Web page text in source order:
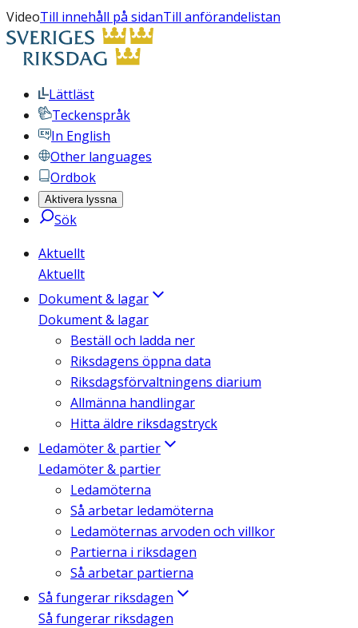
VideoTill innehåll på sidanTill anförandelistan
Lättläst
Teckenspråk
In English
Other languages
Ordbok
Aktivera lyssna
Sök
Aktuellt
Aktuellt
Dokument & lagar
Dokument & lagar
Beställ och ladda ner
Riksdagens öppna data
Riksdagsförvaltningens diarium
Allmänna handlingar
Hitta äldre riksdagstryck
Ledamöter & partier
Ledamöter & partier
Ledamöterna
Så arbetar ledamöterna
Ledamöternas arvoden och villkor
Partierna i riksdagen
Så arbetar partierna
Så fungerar riksdagen
Så fungerar riksdagen